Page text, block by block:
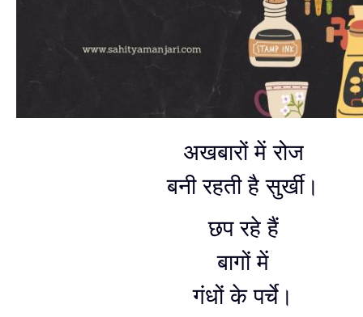
अखबारों में रोज
बनी रहती है सुर्खी।
छप रहे हैं
बागों में
गंधों के पर्चे।